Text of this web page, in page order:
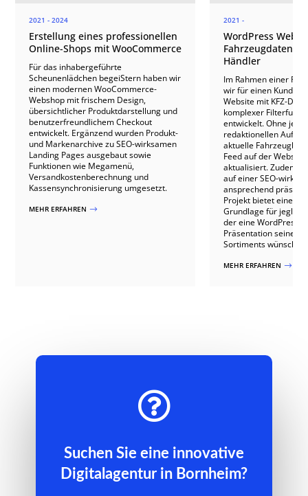
2021 - 2024
Erstellung eines professionellen
Online-Shops mit WooCommerce
Für das inhabergeführte
Scheunenlädchen begeiStern haben wir
einen modernen WooCommerce-
Webshop mit frischem Design,
übersichtlicher Produktdarstellung und
benutzerfreundlichem Checkout
entwickelt. Ergänzend wurden Produkt-
und Markenarchive zu SEO-wirksamen
Landing Pages ausgebaut sowie
Funktionen wie Megamenü,
Versandkostenberechnung und
Kassensynchronisierung umgesetzt.
MEHR ERFAHREN $
2021 -
WordPress
Händler
Im Rahmen einer
wir für einen Kunden
Website mit KFZ-
komplexer
entwickelt. Ohne
redaktionellen
aktuelle
Feed auf der Website
aktualisiert. Zudem
auf einer SEO-
ansprechend
Projekt bietet eine
Grundlage für
der eine WordPress-
Präsentation seines
Sortiments wünscht.
MEHR ERFAHREN $

Suchen Sie eine innovative
Digitalagentur in Bornheim?